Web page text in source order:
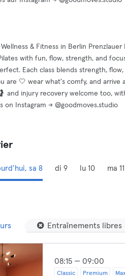
Wellness & Fitness in Berlin Prenzlauer
with fun, flow, strength, and
Each class blends strength,
are 🤍 wear what's comfy, and
and injury recovery welcome too,
on Instagram → @goodmoves.studio
sa 8 di 9 lu 10 ma 11
Entraînements libres
08:15 — 09:00
Classic Premium Max